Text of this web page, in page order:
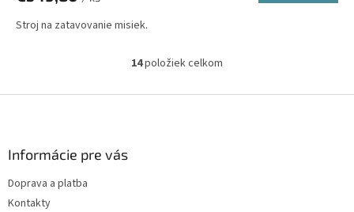
M
Stroj na zatavovanie misiek.
O
l
14položiek celkom
Informácie pre vás
Doprava a platba
Kontakty